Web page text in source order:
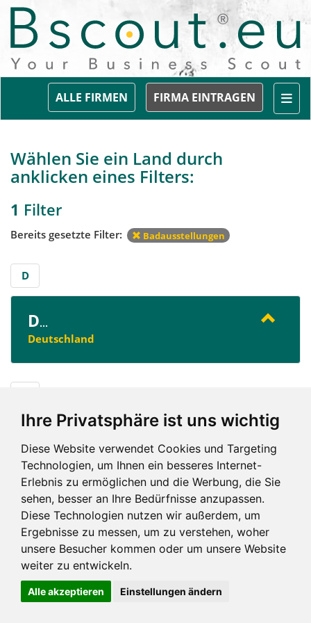
Ihre Privatsphäre ist uns wichtig
Diese Website verwendet Cookies und Targeting
Technologien, um Ihnen ein besseres Internet-
Erlebnis zu ermöglichen und die Werbung, die Sie
sehen, besser an Ihre Bedürfnisse anzupassen.
Diese Technologien nutzen wir außerdem, um
Ergebnisse zu messen, um zu verstehen, woher
unsere Besucher kommen oder um unsere Website
weiter zu entwickeln.
Alle akzeptieren Einstellungen ändern
FIRMA EINTRAGEN
ALLE FIRMEN
Wählen Sie ein Land durch
anklicken eines Filters:
1 Filter
Bereits gesetzte Filter: Badausstellungen
D
D...
Deutschland
Impressum und mehr